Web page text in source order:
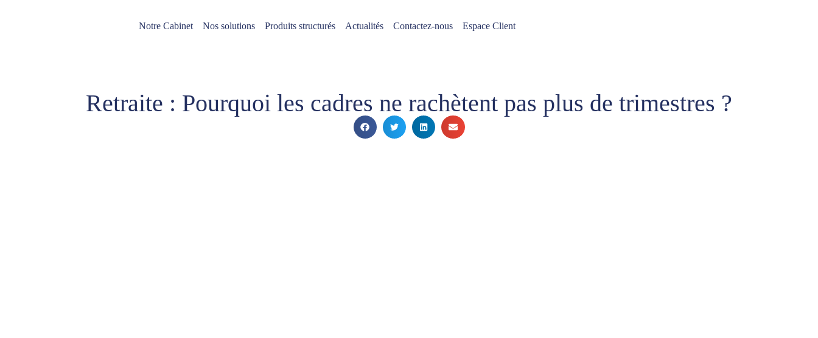
Notre Cabinet Nos solutions Produits structurés Actualités Contactez-nous Espace Client
Retraite : Pourquoi les cadres ne rachètent pas plus de trimestres ?